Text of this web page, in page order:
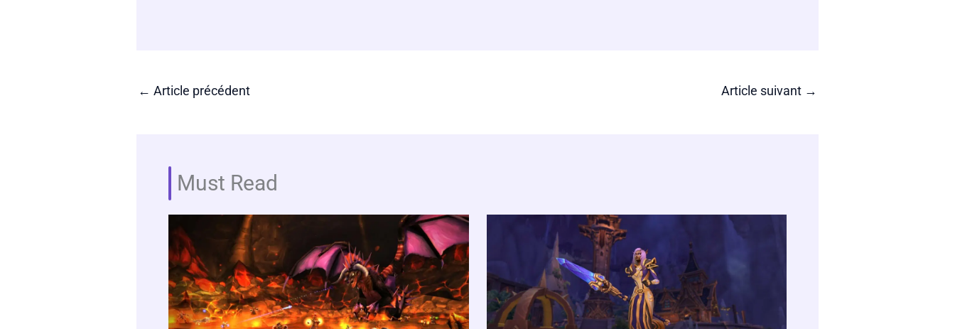
← Article précédent Article suivant →
Must Read